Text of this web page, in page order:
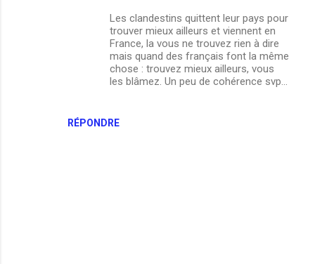
RÉPONDRE
Les clandestins quittent leur pays pour
trouver mieux ailleurs et viennent en
France, la vous ne trouvez rien à dire
mais quand des français font la même
chose : trouvez mieux ailleurs, vous
les blâmez. Un peu de cohérence svp...